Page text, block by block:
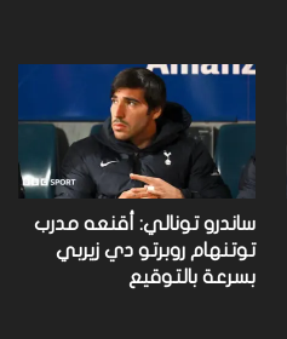
ساندرو تونالي: أقنعه مدرب
توتنهام روبرتو دي زيربي
بسرعة بالتوقيع